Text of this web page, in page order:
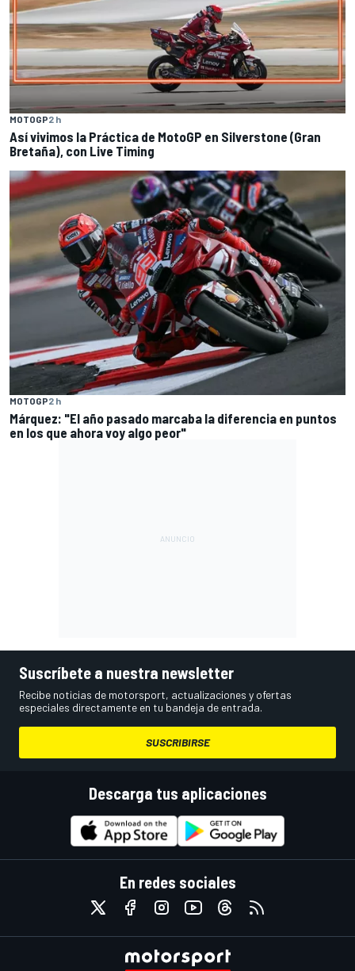
MOTOGP2 h
Así vivimos la Práctica de MotoGP en Silverstone (Gran
Bretaña), con Live Timing
MOTOGP2 h
Márquez: "El año pasado marcaba la diferencia en puntos
en los que ahora voy algo peor"
Suscríbete a nuestra newsletter
Recibe noticias de motorsport, actualizaciones y ofertas
especiales directamente en tu bandeja de entrada.
SUSCRIBIRSE
Descarga tus aplicaciones
En redes sociales